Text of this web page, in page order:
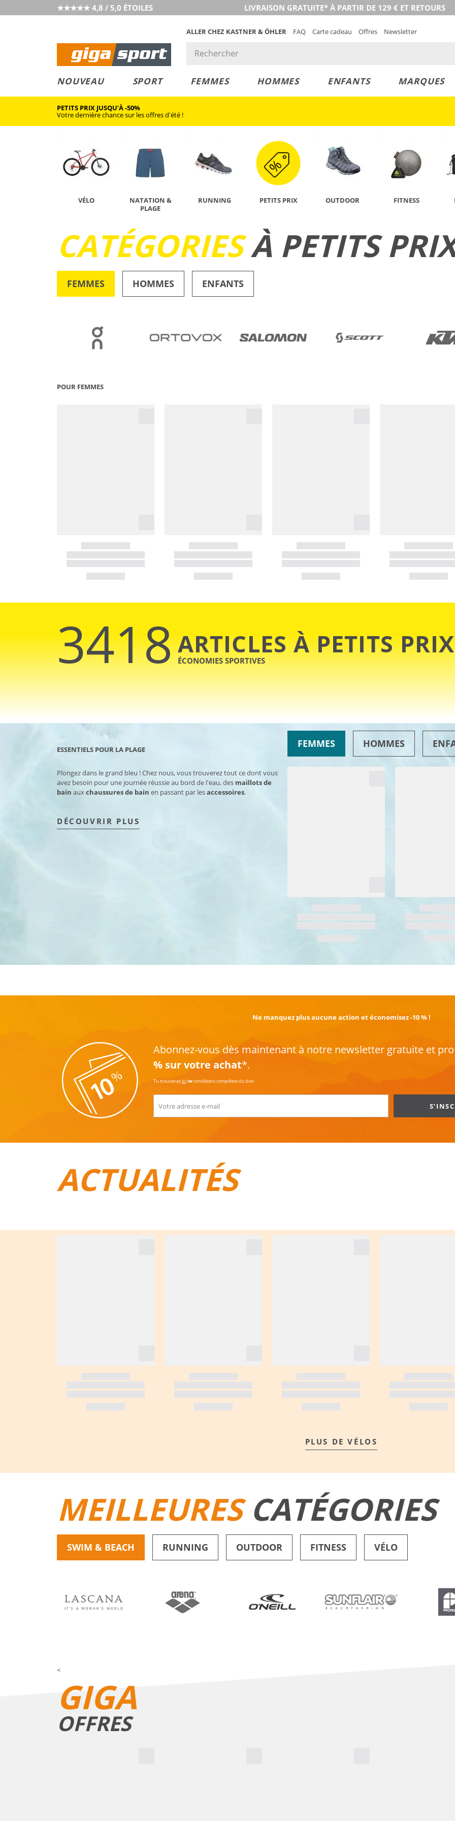
★★★★★ 4,8 / 5,0 ÉTOILES LIVRAISON GRATUITE* À PARTIR DE 129 € ET RETOURS
ALLER CHEZ KASTNER & ÖHLER FAQ Carte cadeau Offres Newsletter
NOUVEAU SPORT FEMMES HOMMES ENFANTS MARQUES
PETITS PRIX JUSQU'À -50%
Votre dernière chance sur les offres d'été !
VÉLO
NATATION &
PLAGE
RUNNING PETITS PRIX OUTDOOR FITNESS
CATÉGORIESÀ PETITS
FEMMES HOMMES ENFANTS
POUR FEMMES
3418ARTICLES À PETITS PRIX
ÉCONOMIES SPORTIVES
ESSENTIELS POUR LA PLAGE
Plongez dans le grand bleu ! Chez nous, vous trouverez tout ce dont vous
avez besoin pour une journée réussie au bord de l'eau, des maillots de
bain auxchaussures de bain en passant par lesaccessoires.
DÉCOUVRIR PLUS
FEMMES HOMMES
Ne manquez plus aucune action et économisez -10 % !
Abonnez-vous dès maintenant à notre newsletter gratuite et
% sur votre achat*.
Tu trouverasiciles conditions complètes du bon
ACTUALITÉS
PLUS DE VÉLOS
MEILLEURESCATÉGORIES
SWIM & BEACH RUNNING OUTDOOR FITNESS VÉLO
CHAUSSURES
<
GIGA
OFFRES